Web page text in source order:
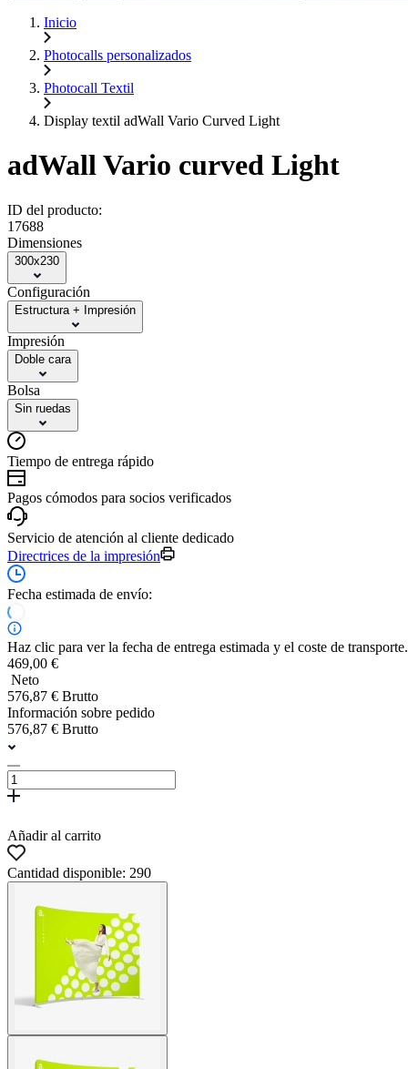
Inicio
Photocalls personalizados
Photocall Textil
Display textil adWall Vario Curved Light
adWall Vario curved Light
ID del producto:
17688
Dimensiones
300x230
Configuración
Estructura + Impresión
Impresión
Doble cara
Bolsa
Sin ruedas
Tiempo de entrega rápido
Pagos cómodos para socios verificados
Servicio de atención al cliente dedicado
Directrices de la impresión
Fecha estimada de envío:
Haz clic para ver la fecha de entrega estimada y el coste de transporte.
469,00 €
Neto
576,87 € Brutto
Información sobre pedido
576,87 € Brutto
Añadir al carrito
Cantidad disponible: 290